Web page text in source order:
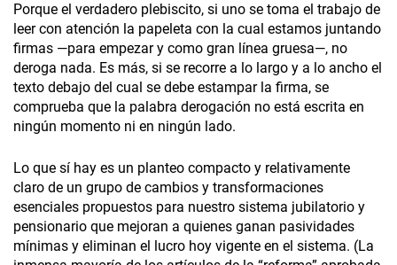
Porque el verdadero plebiscito, si uno se toma el trabajo de
leer con atención la papeleta con la cual estamos juntando
firmas —para empezar y como gran línea gruesa—, no
deroga nada. Es más, si se recorre a lo largo y a lo ancho el
texto debajo del cual se debe estampar la firma, se
comprueba que la palabra derogación no está escrita en
ningún momento ni en ningún lado.
Lo que sí hay es un planteo compacto y relativamente
claro de un grupo de cambios y transformaciones
esenciales propuestos para nuestro sistema jubilatorio y
pensionario que mejoran a quienes ganan pasividades
mínimas y eliminan el lucro hoy vigente en el sistema. (La